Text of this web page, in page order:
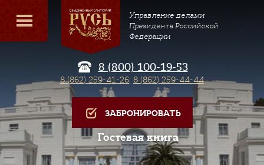
Управление делами
Президента Российской
Федерации
8 (800) 100-19-53
8 (862) 259-41-26, 8 (862) 259-44-44
ЗАБРОНИРОВАТЬ
Гостевая книга